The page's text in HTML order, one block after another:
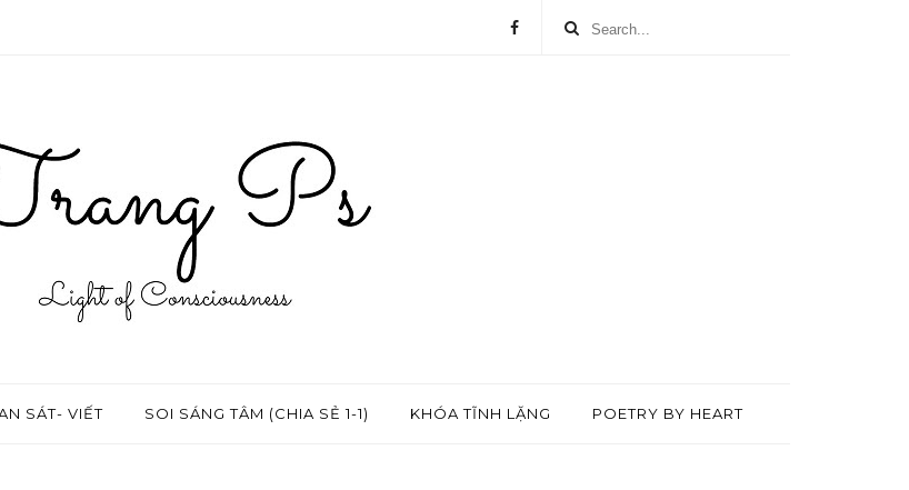
SÁT- VIẾT SOI SÁNG TÂM (CHIA SẺ 1-1) KHÓA TĨNH LẶNG POETRY BY HEART